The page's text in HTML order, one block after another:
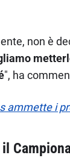
non è
", ha
ammette i
il